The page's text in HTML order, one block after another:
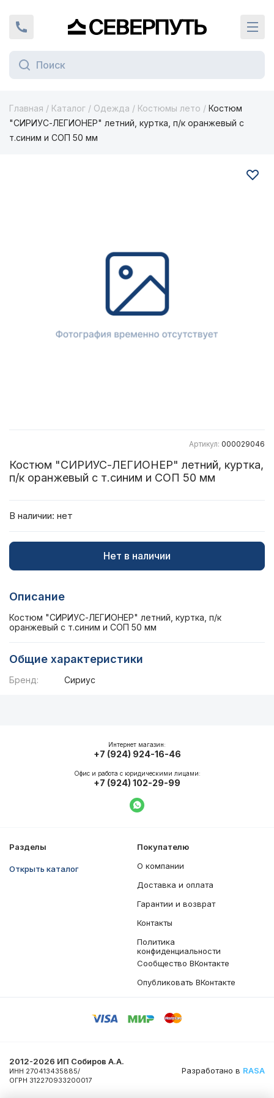
+7 (924) 924-16-46Вернуться на главную страницу
Главная / Каталог / Одежда / Костюмы лето / Костюм
"СИРИУС-ЛЕГИОНЕР" летний, куртка, п/к оранжевый с
т.синим и СОП 50 мм
Артикул: 000029046
Костюм "СИРИУС-ЛЕГИОНЕР" летний, куртка,
п/к оранжевый с т.синим и СОП 50 мм
В наличии: нет
Нет в наличии
Описание
Костюм "СИРИУС-ЛЕГИОНЕР" летний, куртка, п/к
оранжевый с т.синим и СОП 50 мм
Общие характеристики
Бренд: Сириус
Разделы
Открыть каталог
Покупателю
О компании
Доставка и оплата
Гарантии и возврат
Контакты
Политика
конфиденциальности
Сообщество ВКонтакте
Опубликовать ВКонтакте
Интернет магазин:
+7 (924) 924-16-46
Офис и работа с юридическими лицами:
+7 (924) 102-29-99
Написать в WhatsApp
2012-2026 ИП Собиров А.А.
ИНН 270413435885/
ОГРН 312270933200017
Разработано в RASA